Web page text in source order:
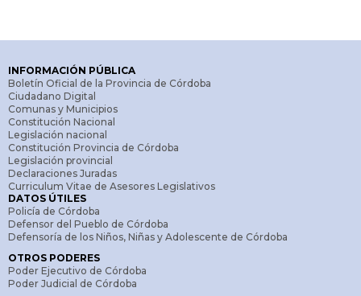
de la Legislatura de Córdoba) y el 30 de diciembre.
año:registra el año que corresponde al período
legislativo.
cargo:refiere al cargo en el que se desempeñó.
Estos pueden ser:
– Secretario Legislativo: Según Reglamento
Interno ordenado en el año 2023 le corresponde
“toda la actividad referida a la formación y sanción
de las leyes, declaraciones y resoluciones que
emita la Cámara.” Ello implica, entre otras cosas,
la función de “Asistir directamente al Presidente
INFORMACIÓN PÚBLICA
Boletín Oficial de la Provincia de Córdoba
Ciudadano Digital
Comunas y Municipios
Constitución Nacional
Legislación nacional
Constitución Provincia de Córdoba
Legislación provincial
Declaraciones Juradas
Curriculum Vitae de Asesores Legislativos
DATOS ÚTILES
Policía de Córdoba
Defensor del Pueblo de Córdoba
Defensoría de los Niños, Niñas y Adolescente de Córdoba
OTROS PODERES
Poder Ejecutivo de Córdoba
Poder Judicial de Córdoba